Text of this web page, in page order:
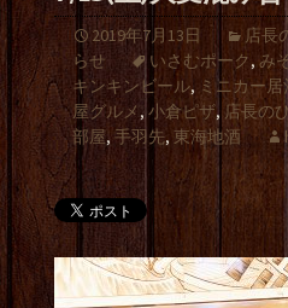
2019年7月13日
店長
らせ
いさむポーク, み
キンキンビール, ミニカー居
屋グルメ , 小倉ピザ, 店長の
部屋, 手羽先, 東海地酒